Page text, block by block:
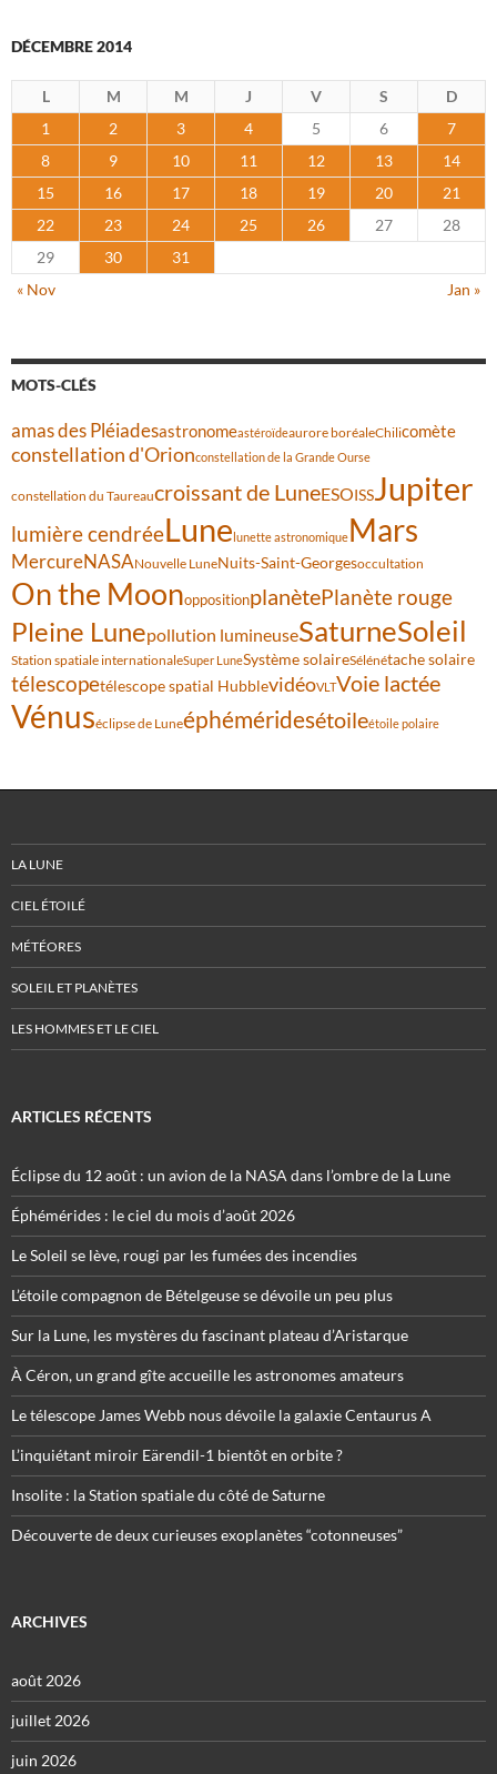
DÉCEMBRE 2014
L M M J V S
D
1
2 3 4 5 6
7
8
9 10 11 12 13
14
15
16 17 18 19 20
21
22
23 24 25 26 27
28
29
30
31
« Nov
Jan »
MOTS-CLÉS
amas des Pléiadesastronomeastéroïdeaurore boréaleChilicomète
constellation d'Orionconstellation de la Grande Ourse
constellation du Taureaucroissant de LuneESOISSJupiter
lumière cendréeLune lunette astronomiqueMars
MercureNASANouvelle LuneNuits-Saint-Georgesoccultation
On the MoonoppositionplanètePlanète rouge
Pleine Lunepollution lumineuseSaturneSoleil
Station spatiale internationaleSuper LuneSystème solaireSélénétache solaire
télescopetélescope spatial HubblevidéoVLTVoie lactée
Vénuséclipse de Luneéphéméridesétoileétoile polaire
LA LUNE
CIEL ÉTOILÉ
MÉTÉORES
SOLEIL ET PLANÈTES
LES HOMMES ET LE CIEL
ARTICLES RÉCENTS
Éclipse du 12 août : un avion de la NASA dans l’ombre de la Lune
Éphémérides : le ciel du mois d’août 2026
Le Soleil se lève, rougi par les fumées des incendies
L’étoile compagnon de Bételgeuse se dévoile un peu plus
Sur la Lune, les mystères du fascinant plateau d’Aristarque
À Céron, un grand gîte accueille les astronomes amateurs
Le télescope James Webb nous dévoile la galaxie Centaurus A
L’inquiétant miroir Eärendil-1 bientôt en orbite ?
Insolite : la Station spatiale du côté de Saturne
Découverte de deux curieuses exoplanètes “cotonneuses”
ARCHIVES
août 2026
juillet 2026
juin 2026